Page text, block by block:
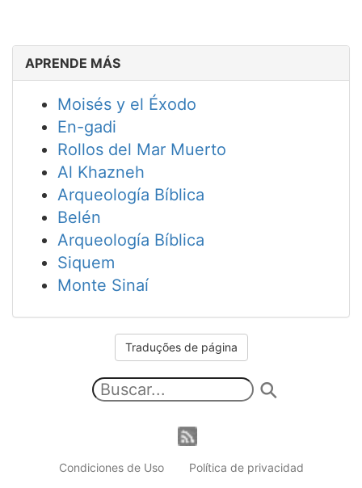
APRENDE MÁS
Moisés y el Éxodo
En-gadi
Rollos del Mar Muerto
Al Khazneh
Arqueología Bíblica
Belén
Arqueología Bíblica
Siquem
Monte Sinaí
Traduções de página
Condiciones de Uso Política de privacidad